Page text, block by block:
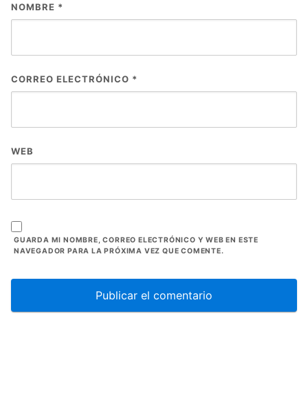
NOMBRE *
CORREO ELECTRÓNICO *
WEB
GUARDA MI NOMBRE, CORREO ELECTRÓNICO Y WEB EN ESTE
NAVEGADOR PARA LA PRÓXIMA VEZ QUE COMENTE.